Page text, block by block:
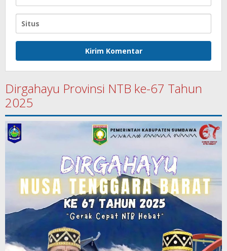
Dirgahayu Provinsi NTB ke-67 Tahun
2025